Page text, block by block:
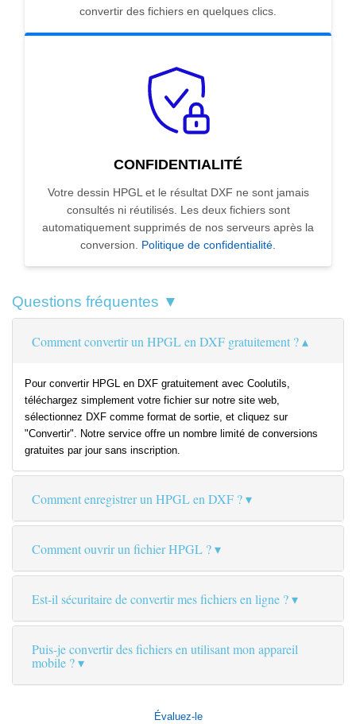
convertir des fichiers en quelques clics.
CONFIDENTIALITÉ
Votre dessin HPGL et le résultat DXF ne sont jamais
consultés ni réutilisés. Les deux fichiers sont
automatiquement supprimés de nos serveurs après la
conversion. Politique de confidentialité.
Questions fréquentes ▼
Comment convertir un HPGL en DXF gratuitement ?
Pour convertir HPGL en DXF gratuitement avec Coolutils,
téléchargez simplement votre fichier sur notre site web,
sélectionnez DXF comme format de sortie, et cliquez sur
"Convertir". Notre service offre un nombre limité de conversions
gratuites par jour sans inscription.
Comment enregistrer un HPGL en DXF ?
Comment ouvrir un fichier HPGL ?
Est-il sécuritaire de convertir mes fichiers en ligne ?
Puis-je convertir des fichiers en utilisant mon appareil
mobile ?
Évaluez-le